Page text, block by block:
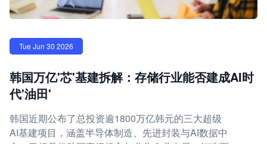
Tue Jun 30 2026
韩国万亿'芯'基建拆解：存储行业能否建成AI时
代'油田'
韩国近期公布了总投资逾1800万亿韩元的三大超级
AI基建项目，涵盖半导体制造、先进封装与AI数据中